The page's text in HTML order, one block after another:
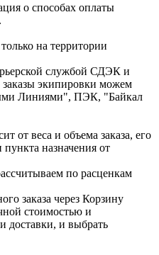
о способах оплаты
.
на территории
службой СДЭК и
экипировки можем
Линиями", ПЭК, "Байкал
от веса и объема заказа, его
назначения от
по расценкам
заказа через Корзину
стоимостью и
доставки, и выбрать